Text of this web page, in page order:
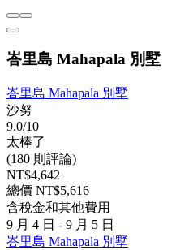
峇里島 Mahapala 別墅
峇里島 Mahapala 別墅
沙努
9.0/10
太棒了
(180 則評論)
NT$4,642
總價 NT$5,616
含稅金和其他費用
9 月 4 日 - 9 月 5 日
峇里島 Mahapala 別墅